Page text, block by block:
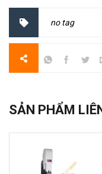
no tag
SẢN PHẨM